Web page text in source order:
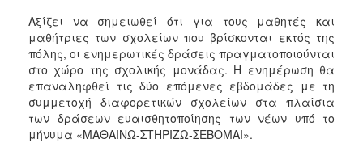
Αξίζει να σημειωθεί ότι για τους μαθητές και
μαθήτριες των σχολείων που βρίσκονται εκτός της
πόλης, οι ενημερωτικές δράσεις πραγματοποιούνται
στο χώρο της σχολικής μονάδας. Η ενημέρωση θα
επαναληφθεί τις δύο επόμενες εβδομάδες με τη
συμμετοχή διαφορετικών σχολείων στα πλαίσια
των δράσεων ευαισθητοποίησης των νέων υπό το
μήνυμα «ΜΑΘΑΙΝΩ-ΣΤΗΡΙΖΩ-ΣΕΒΟΜΑΙ».